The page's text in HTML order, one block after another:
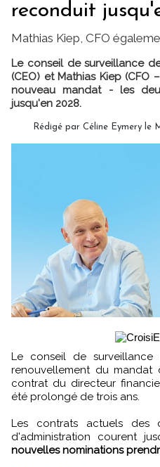
reconduit
Mathias Kiep, CFO
Le conseil de surveillance
(CEO) et Mathias Kiep
nouveau mandat - les
jusqu'en 2028.
Rédigé par Céline Eymery le
Le conseil de surveillance de TUI AG a approuvé le
renouvellement du mandat
contrat du directeur
été prolongé de trois ans.
Les contrats actuels des
d'administration courent
nouvelles nominations